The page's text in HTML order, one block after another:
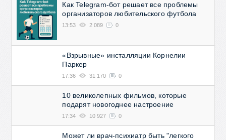
Как Telegram-бот решает все проблемы
организаторов любительского футбола
13:53 2 089 0
«Взрывные» инсталляции Корнелии
Паркер
17:36 31 170 0
10 великолепных фильмов, которые
подарят новогоднее настроение
17:34 10 927 0
Может ли врач-психиатр быть "легкого